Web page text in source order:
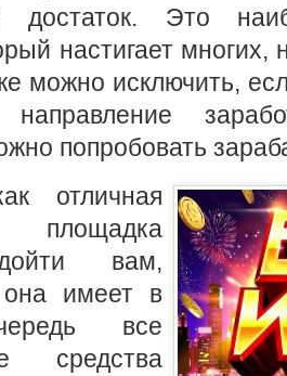
достаток. Это
настигает многих,
можно исключить,
направление
попробовать
отличная
площадка
вам,
имеет в
все
средства